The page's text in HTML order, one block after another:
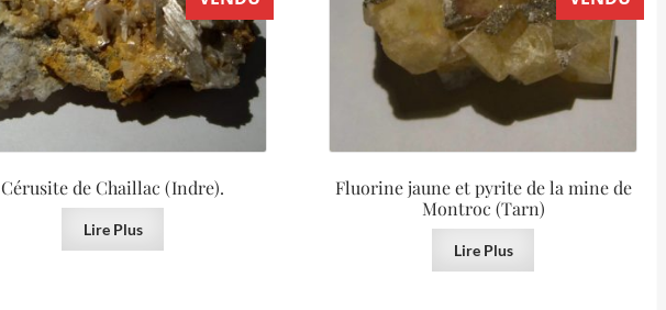
Cérusite de Chaillac (Indre).
Lire Plus
Fluorine jaune et pyrite de la mine de
Montroc (Tarn)
Lire Plus